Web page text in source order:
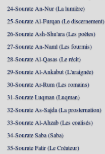
24-Sourate An-Nur (La lumière)
25-Sourate Al-Furqan (Le discernement)
26-Sourate Ash-Shu'ara (Les poètes)
27-Sourate An-Naml (Les fourmis)
28-Sourate Al-Qasas (Le récit)
29-Sourate Al-Ankabut (L'araignée)
30-Sourate Ar-Rum (Les romains)
31-Sourate Luqman (Luqman)
32-Sourate As-Sajda (La prosternation)
33-Sourate Al-Ahzab (Les coalisés)
34-Sourate Saba (Saba)
35-Sourate Fatir (Le Créateur)